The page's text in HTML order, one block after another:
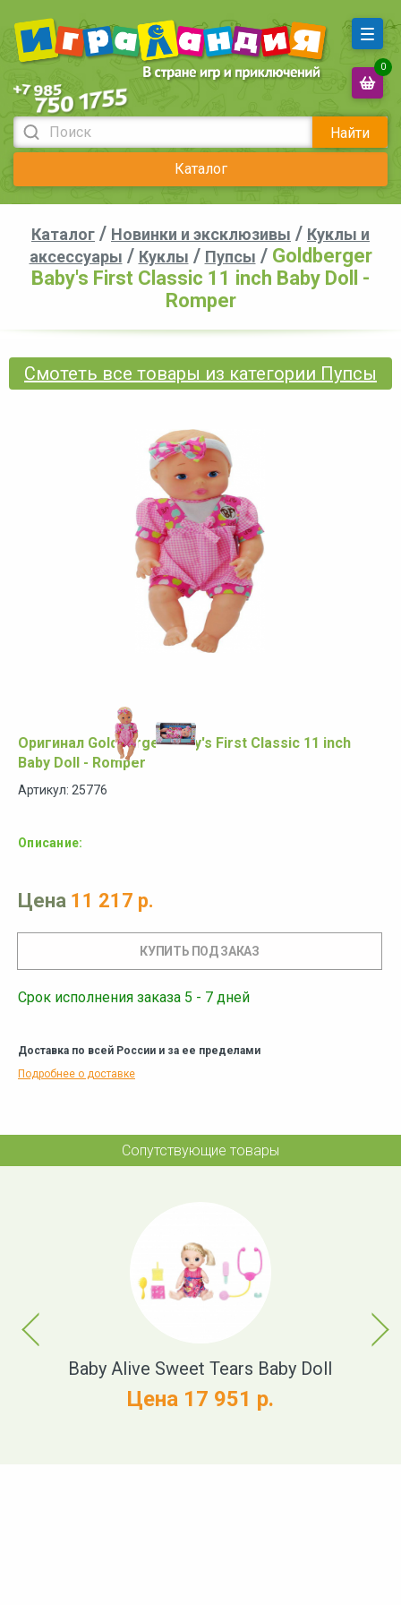
Найти
Каталог
0
Каталог / Новинки и эксклюзивы / Куклы и
аксессуары / Куклы / Пупсы / Goldberger
Baby's First Classic 11 inch Baby Doll -
Romper
Смотеть все товары из категории Пупсы
Оригинал Goldberger Baby's First Classic 11 inch
Baby Doll - Romper
Артикул: 25776
Описание:
Цена 11 217 р.
Срок исполнения заказа 5 - 7 дней
Доставка по всей России и за ее пределами
Подробнее о доставке
Сопутствующие товары
Previous
Baby Alive Sweet Tears Baby Doll
Цена 17 951 р.
Next